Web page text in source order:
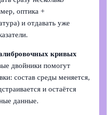
оптика +
и отдавать уже
кривых
двойники помогут
состав среды меняется,
и остаётся
данные.